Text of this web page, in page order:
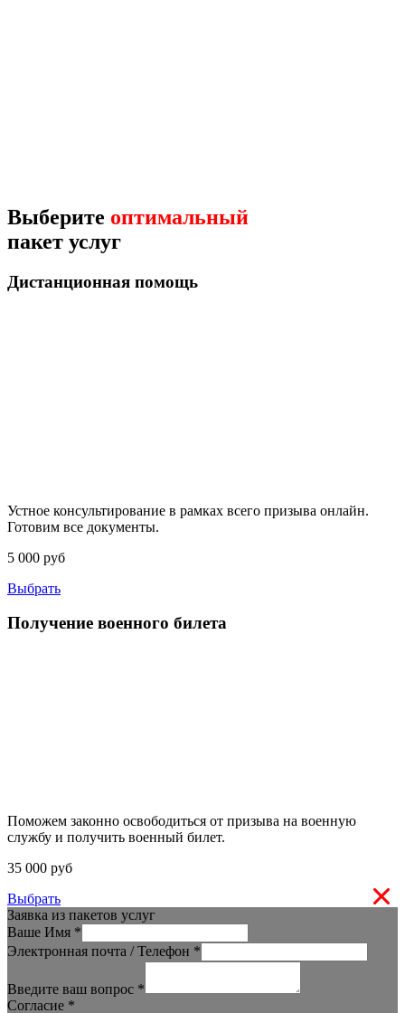
Выберите оптимальный
пакет услуг
Дистанционная помощь
Устное консультирование в рамках всего призыва онлайн.
Готовим все документы.
5 000 руб
Выбрать
Получение военного билета
Поможем законно освободиться от призыва на военную
службу и получить военный билет.
35 000 руб
Выбрать
Заявка из пакетов услуг
Ваше Имя *
Электронная почта / Телефон *
Введите ваш вопрос *
Согласие *